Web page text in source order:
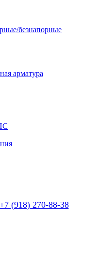
безнапорные
арматура
+7 (918) 270-88-38